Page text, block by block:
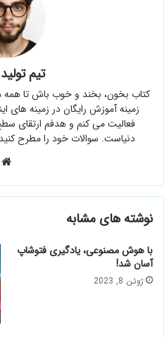
تیم
کتاب بخون، بخند و خوب باش تا همه
زمینه آموزش رایگان در زمینه های
فعالیت می کنم و هدفم ارتقای
دنیاست. سوالات خود را مطرح
نوشته های مشابه
با هوش مصنوعی، یادگیری فتوشاپ
آسان شد!
ژوئن 8, 2023